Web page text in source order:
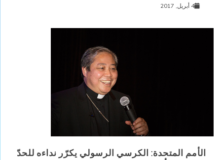
4 أبريل, 2017
الأمم المتحدة: الكرسي الرسولي يكرّر نداءه للحدّ